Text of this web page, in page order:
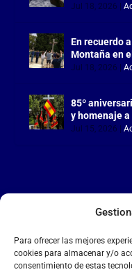
Para ofrecer las mejores
cookies para almacenar y/o
consentimiento de estas
Jul 18, 2026 |
En recuerdo
Montaña en
Jul 18, 2026 |
85º
y homenaje
Jul 15, 2026 |
LA FALANGE
Reproductor
de